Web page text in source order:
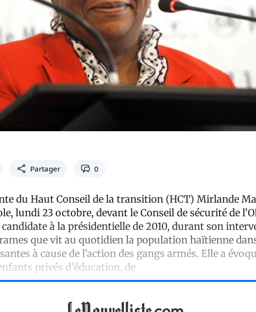
Partager 0
du Haut Conseil de la transition (HCT) Mirlande
lundi 23 octobre, devant le Conseil de sécurité de
candidate à la présidentielle de 2010, durant son
que vit au quotidien la population haïtienne
à cause de l’action des gangs armés. Elle a
privés d’éducation, de